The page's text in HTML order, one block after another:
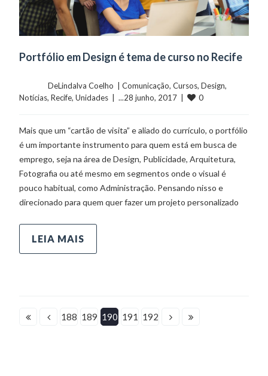
Portfólio em Design é tema de curso no Recife
	    	DeLindalva Coelho  |
Comunicação, Cursos, Design
Notícias, Recife, Unidades
  |  ...28 junho, 2017  |
0
Mais que um “cartão de visita” e aliado do currículo, o portfólio
é um importante instrumento para quem está em busca de
emprego, seja na área de Design, Publicidade, Arquitetura,
Fotografia ou até mesmo em segmentos onde o visual é
pouco habitual, como Administração. Pensando nisso e
direcionado para quem quer fazer um projeto personalizado
LEIA MAIS
188 189 190 191 192